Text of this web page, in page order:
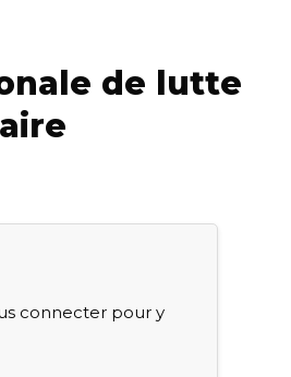
de lutte
connecter pour y